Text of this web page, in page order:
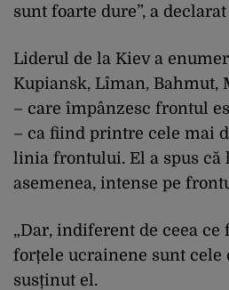
sunt foarte dure”, a
Liderul de la Kiev a
Kupiansk, Lîman, Bahmut,
– care împânzesc frontul
– ca fiind printre cele mai
linia frontului. El a spus că
asemenea, intense pe
„Dar, indiferent de ceea
forțele ucrainene sunt cele
susținut el.